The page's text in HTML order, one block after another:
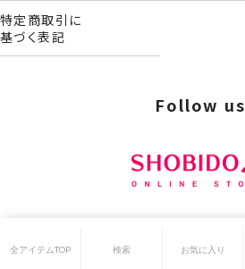
特定商取引に
基づく表記
Follow us